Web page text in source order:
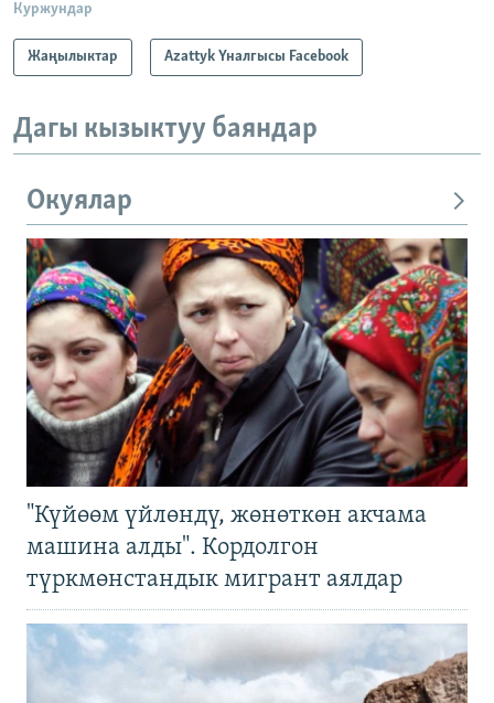
Куржундар
Жаңылыктар Azattyk Үналгысы Facebook
Дагы кызыктуу баяндар
Окуялар
"Күйөөм үйлөндү, жөнөткөн акчама
машина алды". Кордолгон
түркмөнстандык мигрант аялдар